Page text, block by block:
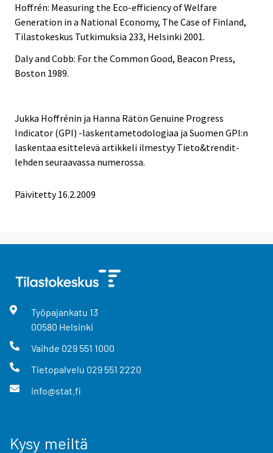
Hoffrén: Measuring the Eco-efficiency of Welfare
Generation in a National Economy, The Case of Finland,
Tilastokeskus Tutkimuksia 233, Helsinki 2001.
Daly and Cobb: For the Common Good, Beacon Press,
Boston 1989.
Jukka Hoffrénin ja Hanna Rätön Genuine Progress
Indicator (GPI) -laskentametodologiaa ja Suomen GPI:n
laskentaa esittelevä artikkeli ilmestyy Tieto&trendit-
lehden seuraavassa numerossa.
Päivitetty16.2.2009
Työpajankatu 13
00580 Helsinki
Vaihde 029 551 1000
Tietopalvelu 029 551 2220
info@stat.fi
Kysy meiltä